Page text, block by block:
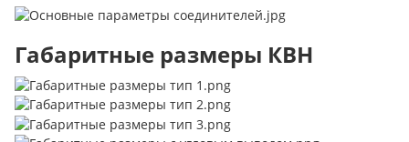
Габаритные размеры КВН